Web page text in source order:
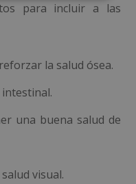
para incluir a las
la salud ósea.
una buena salud de
visual.